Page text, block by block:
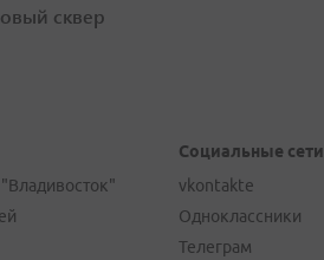
сквер
Социальные сети
vkontakte
Одноклассники
Телеграм